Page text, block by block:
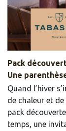
Pack
Une
Quand l’hiver
de chaleur et
pack
temps, une